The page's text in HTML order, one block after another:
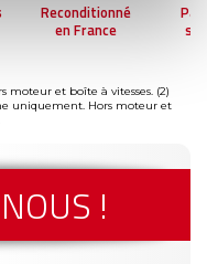
Reconditionné
en France
moteur et boîte à vitesses. (2)
uniquement. Hors moteur et
!